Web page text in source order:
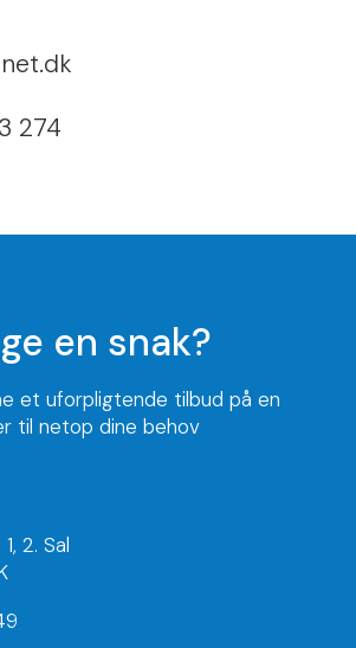
274
en snak?
et uforpligtende tilbud på en
til netop dine behov
2. Sal